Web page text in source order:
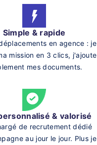
Simple & rapide
en agence : je
mission en 3 clics, j'ajoute
mes documents.
& valorisé
de recrutement dédié
au jour le jour. Plus je